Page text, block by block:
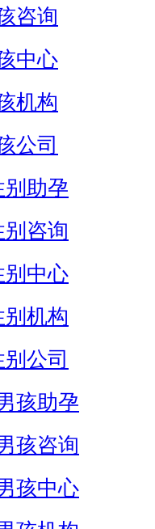
咨询
中心
机构
公司
助孕
咨询
别中心
机构
公司
孩助孕
孩咨询
孩中心